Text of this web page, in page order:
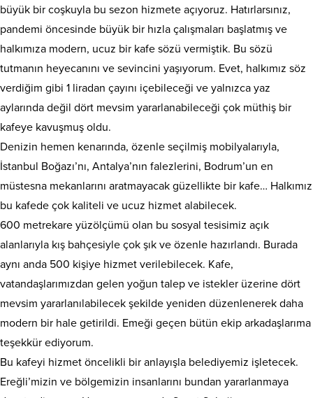
büyük bir coşkuyla bu sezon hizmete açıyoruz. Hatırlarsınız,
pandemi öncesinde büyük bir hızla çalışmaları başlatmış ve
halkımıza modern, ucuz bir kafe sözü vermiştik. Bu sözü
tutmanın heyecanını ve sevincini yaşıyorum. Evet, halkımız söz
verdiğim gibi 1 liradan çayını içebileceği ve yalnızca yaz
aylarında değil dört mevsim yararlanabileceği çok müthiş bir
kafeye kavuşmuş oldu.
Denizin hemen kenarında, özenle seçilmiş mobilyalarıyla,
İstanbul Boğazı’nı, Antalya’nın falezlerini, Bodrum’un en
müstesna mekanlarını aratmayacak güzellikte bir kafe… Halkımız
bu kafede çok kaliteli ve ucuz hizmet alabilecek.
600 metrekare yüzölçümü olan bu sosyal tesisimiz açık
alanlarıyla kış bahçesiyle çok şık ve özenle hazırlandı. Burada
aynı anda 500 kişiye hizmet verilebilecek. Kafe,
vatandaşlarımızdan gelen yoğun talep ve istekler üzerine dört
mevsim yararlanılabilecek şekilde yeniden düzenlenerek daha
modern bir hale getirildi. Emeği geçen bütün ekip arkadaşlarıma
teşekkür ediyorum.
Bu kafeyi hizmet öncelikli bir anlayışla belediyemiz işletecek.
Ereğli’mizin ve bölgemizin insanlarını bundan yararlanmaya